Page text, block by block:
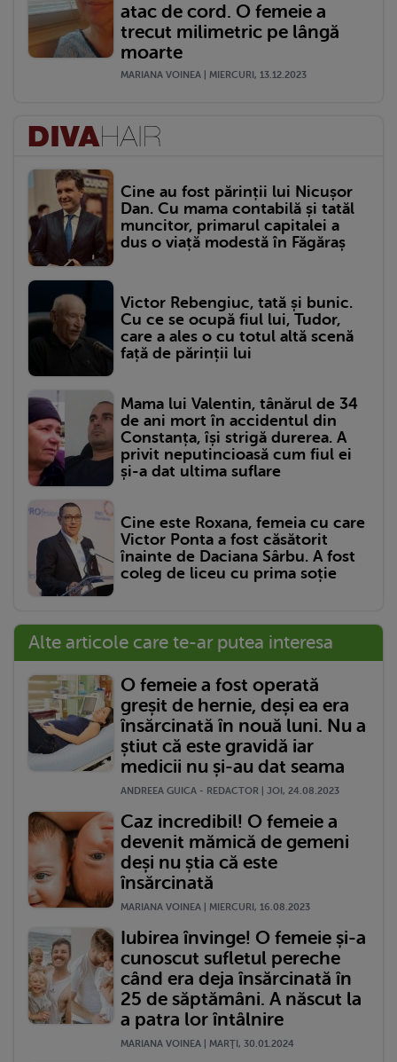
atac de cord. O femeie a
trecut milimetric pe lângă
moarte
MARIANA VOINEA | MIERCURI, 13.12.2023
Cine au fost părinții lui Nicușor
Dan. Cu mama contabilă și tatăl
muncitor, primarul capitalei a
dus o viață modestă în Făgăraș
Victor Rebengiuc, tată și bunic.
Cu ce se ocupă fiul lui, Tudor,
care a ales o cu totul altă scenă
față de părinții lui
Mama lui Valentin, tânărul de 34
de ani mort în accidentul din
Constanța, își strigă durerea. A
privit neputincioasă cum fiul ei
și-a dat ultima suflare
Cine este Roxana, femeia cu care
Victor Ponta a fost căsătorit
înainte de Daciana Sârbu. A fost
coleg de liceu cu prima soție
Alte articole care te-ar putea interesa
O femeie a fost operată
greșit de hernie, deși ea era
însărcinată în nouă luni. Nu a
știut că este gravidă iar
medicii nu și-au dat seama
ANDREEA GUICA - REDACTOR | JOI, 24.08.2023
Caz incredibil! O femeie a
devenit mămică de gemeni
deși nu știa că este
însărcinată
MARIANA VOINEA | MIERCURI, 16.08.2023
Iubirea învinge! O femeie și-a
cunoscut sufletul pereche
când era deja însărcinată în
25 de săptămâni. A născut la
a patra lor întâlnire
MARIANA VOINEA | MARŢI, 30.01.2024